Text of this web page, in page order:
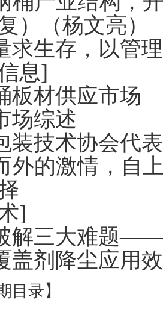
）（杨文亮）
求生存，以管
息]
板材供应市场
场综述
装技术协会代
外的激情，自
]
解三大难题
盖剂降尘应用
目录】